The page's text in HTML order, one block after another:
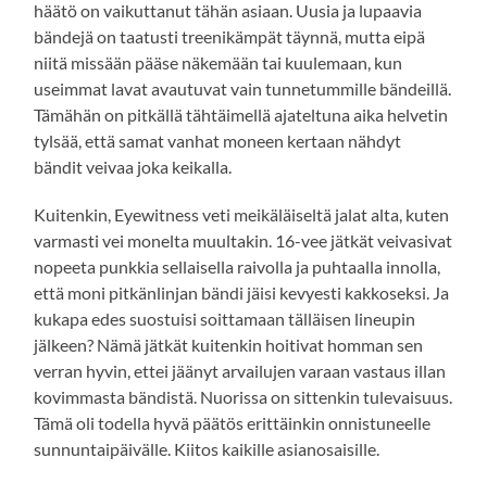
häätö on vaikuttanut tähän asiaan. Uusia ja lupaavia
bändejä on taatusti treenikämpät täynnä, mutta eipä
niitä missään pääse näkemään tai kuulemaan, kun
useimmat lavat avautuvat vain tunnetummille bändeillä.
Tämähän on pitkällä tähtäimellä ajateltuna aika helvetin
tylsää, että samat vanhat moneen kertaan nähdyt
bändit veivaa joka keikalla.
Kuitenkin, Eyewitness veti meikäläiseltä jalat alta, kuten
varmasti vei monelta muultakin. 16-vee jätkät veivasivat
nopeeta punkkia sellaisella raivolla ja puhtaalla innolla,
että moni pitkänlinjan bändi jäisi kevyesti kakkoseksi. Ja
kukapa edes suostuisi soittamaan tälläisen lineupin
jälkeen? Nämä jätkät kuitenkin hoitivat homman sen
verran hyvin, ettei jäänyt arvailujen varaan vastaus illan
kovimmasta bändistä. Nuorissa on sittenkin tulevaisuus.
Tämä oli todella hyvä päätös erittäinkin onnistuneelle
sunnuntaipäivälle. Kiitos kaikille asianosaisille.